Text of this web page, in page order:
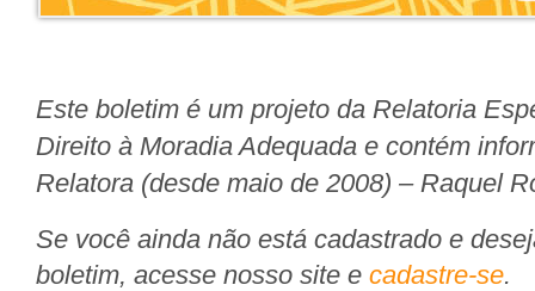
Este boletim é um projeto da Relatoria
Direito à Moradia Adequada e contém
Relatora (desde maio de 2008) – Raquel
Se você ainda não está cadastrado e
boletim, acesse nosso site e cadastre-se.